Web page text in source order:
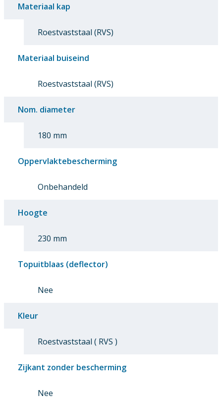
Materiaal kap
Roestvaststaal (RVS)
Materiaal buiseind
Roestvaststaal (RVS)
Nom. diameter
180 mm
Oppervlaktebescherming
Onbehandeld
Hoogte
230 mm
Topuitblaas (deflector)
Nee
Kleur
Roestvaststaal ( RVS )
Zijkant zonder bescherming
Nee